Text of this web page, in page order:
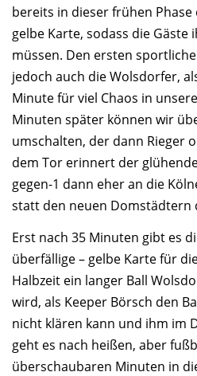
bereits in dieser frühen
gelbe Karte, sodass die
müssen. Den ersten
jedoch auch die Wolsdorfer,
Minute für viel Chaos in
Minuten später können wir
umschalten, der dann Rieger
dem Tor erinnert der
gegen-1 dann eher an die
statt den neuen Domstädtern
Erst nach 35 Minuten gibt es
überfällige – gelbe Karte für
Halbzeit ein langer Ball
wird, als Keeper Börsch den
nicht klären kann und ihm im
geht es nach heißen, aber
überschaubaren Minuten in